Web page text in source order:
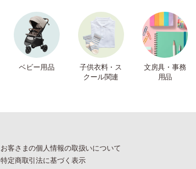
ベビー用品
子供衣料・ス
クール関連
文房具・事務
用品
お客さまの個人情報の取扱いについて
特定商取引法に基づく表示